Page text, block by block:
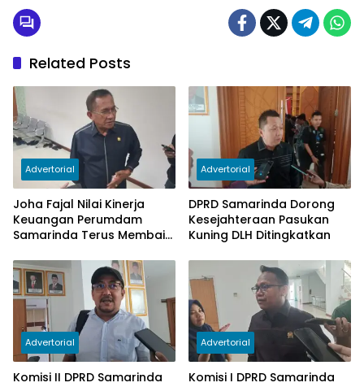
Related Posts
Advertorial
Joha Fajal Nilai Kinerja
Keuangan Perumdam
Samarinda Terus Membaik,
Subsidi Berkurang
Advertorial
DPRD Samarinda Dorong
Kesejahteraan Pasukan
Kuning DLH Ditingkatkan
Advertorial
Komisi II DPRD Samarinda
Advertorial
Komisi I DPRD Samarinda